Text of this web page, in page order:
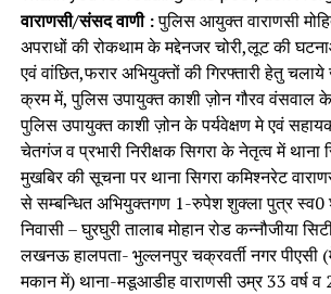
वाराणसी/संसद वाणी :पुलिस आयुक्त वाराणसी
अपराधों की रोकथाम के मद्देनजर चोरी,लूट की
एवं वांछित,फरार अभियुक्तों की गिरफ्तारी हेतु
क्रम में, पुलिस उपायुक्त काशी ज़ोन गौरव वंसवाल
पुलिस उपायुक्त काशी ज़ोन के पर्यवेक्षण मे एवं
चेतगंज व प्रभारी निरीक्षक सिगरा के नेतृत्व में थाना
मुखबिर की सूचना पर थाना सिगरा कमिश्नरेट
से सम्बन्धित अभियुक्तगण 1-रुपेश शुक्ला पुत्र स्व0
निवासी – घुरघुरी तालाब मोहान रोड कन्नौजीया
लखनऊ हालपता- भुल्लनपुर चक्रवर्ती नगर पीएसी
मकान में) थाना-मडूआडीह वाराणसी उम्र 33 वर्ष व